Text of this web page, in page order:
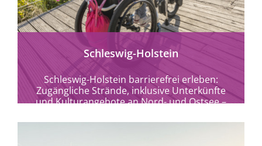
Schleswig-Holstein
Schleswig-Holstein barrierefrei erleben:
Zugängliche Strände, inklusive Unterkünfte
und Kulturangebote an Nord- und Ostsee –